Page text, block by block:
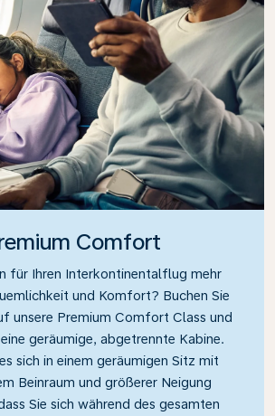
Comfort
für Ihren Interkontinentalflug mehr
und Komfort? Buchen Sie
unsere Premium Comfort Class und
geräumige, abgetrennte Kabine.
sich in einem geräumigen Sitz mit
Beinraum und größerer Neigung
Sie sich während des gesamten